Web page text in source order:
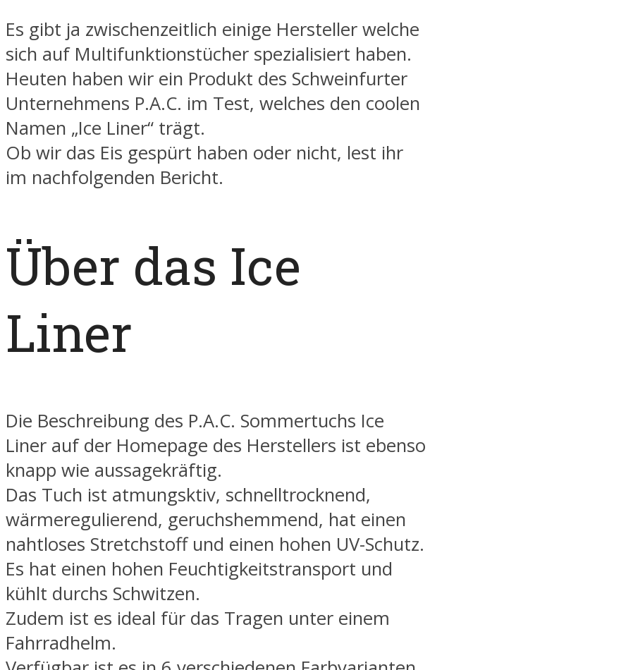
Es gibt ja zwischenzeitlich einige Hersteller welche
sich auf Multifunktionstücher spezialisiert haben.
Heuten haben wir ein Produkt des Schweinfurter
Unternehmens P.A.C. im Test, welches den coolen
Namen „Ice Liner“ trägt.
Ob wir das Eis gespürt haben oder nicht, lest ihr
im nachfolgenden Bericht.
Über das Ice
Liner
Die Beschreibung des P.A.C. Sommertuchs Ice
Liner auf der Homepage des Herstellers ist ebenso
knapp wie aussagekräftig.
Das Tuch ist atmungsktiv, schnelltrocknend,
wärmeregulierend, geruchshemmend, hat einen
nahtloses Stretchstoff und einen hohen UV-Schutz.
Es hat einen hohen Feuchtigkeitstransport und
kühlt durchs Schwitzen.
Zudem ist es ideal für das Tragen unter einem
Fahrradhelm.